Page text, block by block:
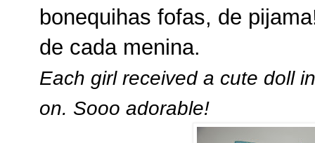
bonequihas fofas, de
de cada menina.
Each girl received a cute doll
on. Sooo adorable!